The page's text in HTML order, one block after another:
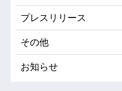
プレスリリース
その他
お知らせ